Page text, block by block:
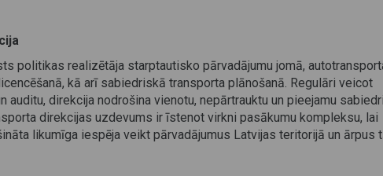
politikas realizētāja starptautisko pārvadājumu jomā,
kā arī sabiedriskā transporta plānošanā. Regulāri veicot
auditu, direkcija nodrošina vienotu, nepārtrauktu un pieejamu
direkcijas uzdevums ir īstenot virkni pasākumu kompleksu, lai
likumīga iespēja veikt pārvadājumus Latvijas teritorijā un ārpus